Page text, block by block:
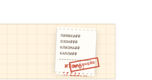
ПИЯВКИ₽₽
ОЗОН₽₽₽
КЛИЗМА₽₽
КАПЛИ₽₽
ИТОГО:
ТРЕВОГА
ОПЛАЧЕНО